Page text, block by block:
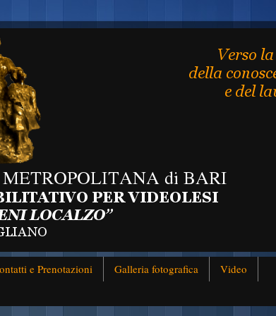
e Prenotazioni Galleria fotografica Video